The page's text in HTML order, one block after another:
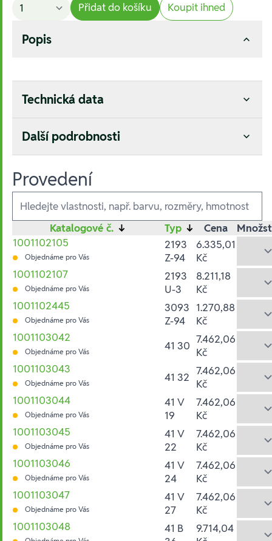
Přidat do košíku Koupit ihned
Popis
Technická data
Další podrobnosti
Provedení
Ausführungen
Katalogové č. ↓ Typ ↓ Cena
1001102105
Objednáme pro Vás
2193
Z-94
6.335,01
Kč
1001102107
Objednáme pro Vás
2193
U-3
8.211,18
Kč
1001102445
Objednáme pro Vás
3093
Z-94
1.270,88
Kč
1001103042
Objednáme pro Vás 41 30 7.462,06
Kč
1001103043
Objednáme pro Vás 41 32 7.462,06
Kč
1001103044
Objednáme pro Vás
41 V
19
7.462,06
Kč
1001103045
Objednáme pro Vás
41 V
22
7.462,06
Kč
1001103046
Objednáme pro Vás
41 V
24
7.462,06
Kč
1001103047
Objednáme pro Vás
41 V
27
7.462,06
Kč
1001103048
41 B
9.714,04